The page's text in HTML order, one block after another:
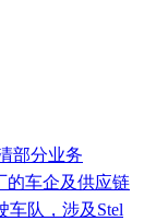
部分业务
的车企及供应链
车队，涉及Stel